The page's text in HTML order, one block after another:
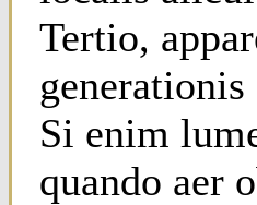
Tertio,
Si enim
quando aer